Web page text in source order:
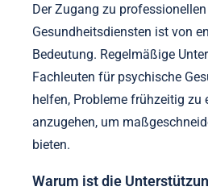
Der Zugang zu
Gesundheitsdiensten ist von
Bedeutung. Regelmäßige
Fachleuten für psychische
helfen, Probleme frühzeitig zu
anzugehen, um
bieten.
Warum ist die